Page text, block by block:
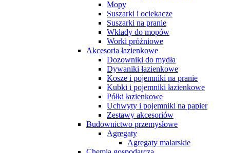
Mopy
Suszarki i ociekacze
Suszarki na pranie
Wkłady do mopów
Worki próżniowe
Akcesoria łazienkowe
Dozowniki do mydła
Dywaniki łazienkowe
Kosze i pojemniki na pranie
Kubki i pojemniki łazienkowe
Półki łazienkowe
Uchwyty i pojemniki na papier
Zestawy akcesoriów
Budownictwo przemysłowe
Agregaty
Agregaty malarskie